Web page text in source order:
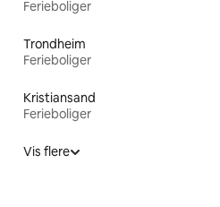
Ferieboliger
Trondheim
Ferieboliger
Kristiansand
Ferieboliger
Vis flere